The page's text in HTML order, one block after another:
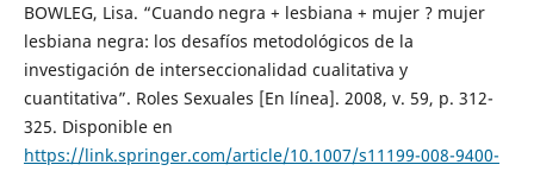
BOWLEG, Lisa. “Cuando negra + lesbiana + mujer ? mujer
lesbiana negra: los desafíos metodológicos de la
investigación de interseccionalidad cualitativa y
cuantitativa”. Roles Sexuales [En línea]. 2008, v. 59, p. 312-
325. Disponible en
https://link.springer.com/article/10.1007/s11199-008-9400-